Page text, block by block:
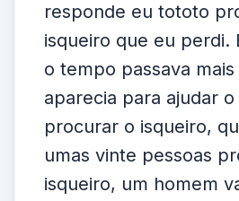
responde eu tototo
isqueiro que eu perdi.
o tempo passava
aparecia para ajudar
procurar o isqueiro,
umas vinte pessoas
isqueiro, um homem